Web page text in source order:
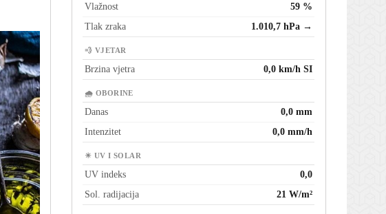
Vlažnost
59 %
Tlak zraka
1.010,7 hPa →
💨 VJETAR
Brzina vjetra 0,0 km/h SI
🌧 OBORINE
Danas
0,0 mm
Intenzitet
0,0 mm/h
☀ UV I SOLAR
UV indeks
0,0
Sol. radijacija
21 W/m²